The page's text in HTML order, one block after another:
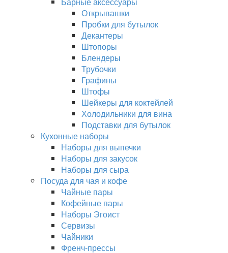
Открывашки
Пробки для бутылок
Декантеры
Штопоры
Блендеры
Трубочки
Графины
Штофы
Шейкеры для коктейлей
Холодильники для вина
Подставки для бутылок
Кухонные наборы
Наборы для выпечки
Наборы для закусок
Наборы для сыра
Посуда для чая и кофе
Чайные пары
Кофейные пары
Наборы Эгоист
Сервизы
Чайники
Френч-прессы